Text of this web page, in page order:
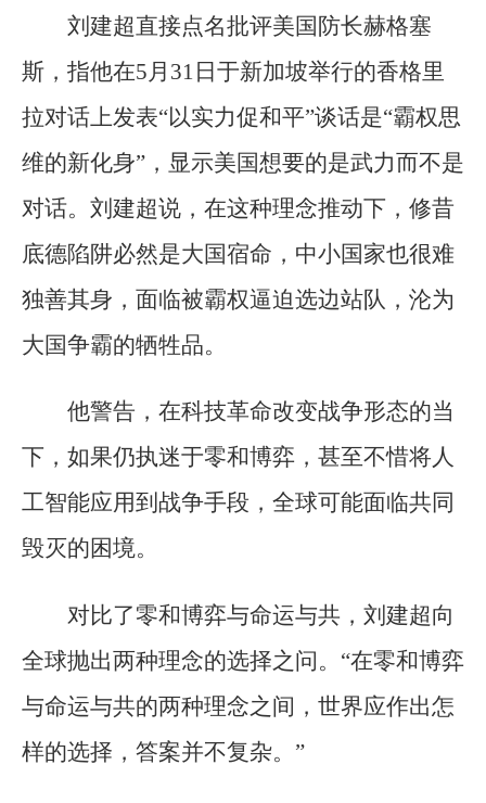
刘建超直接点名批评美国防长赫格塞
斯，指他在5月31日于新加坡举行的香格里
拉对话上发表“以实力促和平”谈话是“霸权思
维的新化身”，显示美国想要的是武力而不是
对话。刘建超说，在这种理念推动下，修昔
底德陷阱必然是大国宿命，中小国家也很难
独善其身，面临被霸权逼迫选边站队，沦为
大国争霸的牺牲品。
他警告，在科技革命改变战争形态的当
下，如果仍执迷于零和博弈，甚至不惜将人
工智能应用到战争手段，全球可能面临共同
毁灭的困境。
对比了零和博弈与命运与共，刘建超向
全球抛出两种理念的选择之问。“在零和博弈
与命运与共的两种理念之间，世界应作出怎
样的选择，答案并不复杂。”